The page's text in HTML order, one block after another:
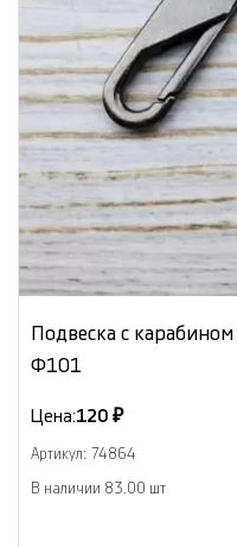
Подвеска с
Ф101
Цена:120 ₽
Артикул: 74864
В наличии 83.00 шт